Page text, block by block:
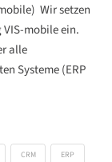
Wir setzen
mobile ein.
alle
Systeme (ERP
CRM ERP